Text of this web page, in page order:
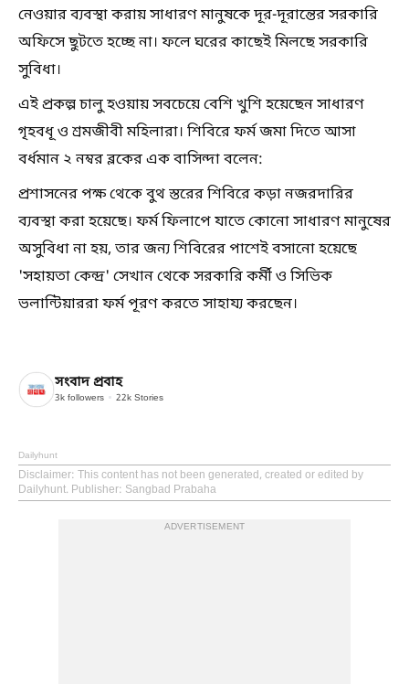
নেওয়ার ব্যবস্থা করায় সাধারণ মানুষকে দূর-দূরান্তের সরকারি
অফিসে ছুটতে হচ্ছে না। ফলে ঘরের কাছেই মিলছে সরকারি
সুবিধা।
এই প্রকল্প চালু হওয়ায় সবচেয়ে বেশি খুশি হয়েছেন সাধারণ
গৃহবধূ ও শ্রমজীবী মহিলারা। শিবিরে ফর্ম জমা দিতে আসা
বর্ধমান ২ নম্বর ব্লকের এক বাসিন্দা বলেন:
প্রশাসনের পক্ষ থেকে বুথ স্তরের শিবিরে কড়া নজরদারির
ব্যবস্থা করা হয়েছে। ফর্ম ফিলাপে যাতে কোনো সাধারণ মানুষের
অসুবিধা না হয়, তার জন্য শিবিরের পাশেই বসানো হয়েছে
'সহায়তা কেন্দ্র' সেখান থেকে সরকারি কর্মী ও সিভিক
ভলান্টিয়াররা ফর্ম পূরণ করতে সাহায্য করছেন।
সংবাদ প্রবাহ
3k followers 22k Stories
Dailyhunt
Disclaimer: This content has not been generated, created or edited by
Dailyhunt. Publisher: Sangbad Prabaha
ADVERTISEMENT